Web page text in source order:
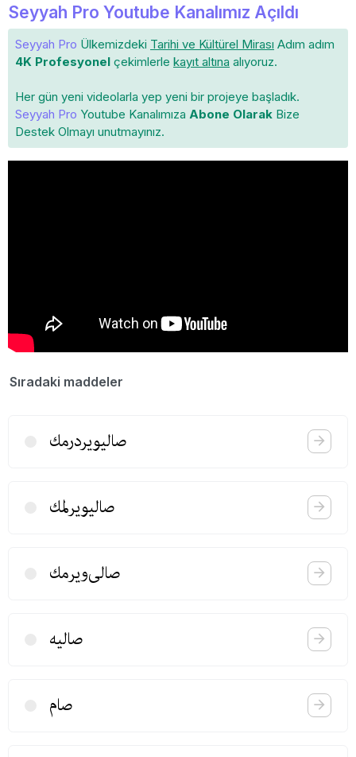
Seyyah Pro Youtube Kanalımız Açıldı
Seyyah Pro Ülkemizdeki Tarihi ve Kültürel Mirası Adım adım
4K Profesyonel çekimlerle kayıt altına alıyoruz.
Her gün yeni videolarla yep yeni bir projeye başladık.
Seyyah Pro Youtube Kanalımıza Abone Olarak Bize
Destek Olmayı unutmayınız.
Sıradaki maddeler
صالیویردرمك
صالیویرلمك
صالی‌ویرمك
صالیه
صام